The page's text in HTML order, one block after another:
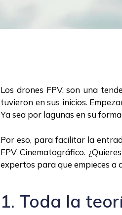
Los drones FPV, son una
tuvieron en sus inicios.
Ya sea por lagunas en su
Por eso, para facilitar la
FPV Cinematográfico.
expertos para que empieces
1. Toda la